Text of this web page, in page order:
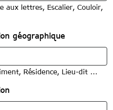
aux lettres, Escalier, Couloir,
géographique
Résidence, Lieu-dit ...